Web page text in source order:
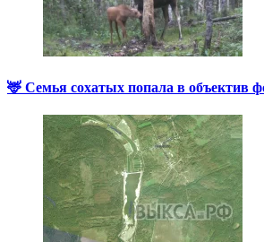
🦌 Семья сохатых попала в объектив